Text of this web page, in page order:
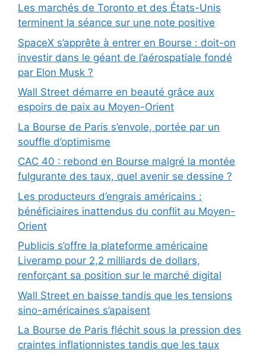
Les marchés de Toronto et des États-Unis
terminent la séance sur une note positive
SpaceX s’apprête à entrer en Bourse : doit-on
investir dans le géant de l’aérospatiale fondé
par Elon Musk ?
Wall Street démarre en beauté grâce aux
espoirs de paix au Moyen-Orient
La Bourse de Paris s’envole, portée par un
souffle d’optimisme
CAC 40 : rebond en Bourse malgré la montée
fulgurante des taux, quel avenir se dessine ?
Les producteurs d’engrais américains :
bénéficiaires inattendus du conflit au Moyen-
Orient
Publicis s’offre la plateforme américaine
Liveramp pour 2,2 milliards de dollars,
renforçant sa position sur le marché digital
Wall Street en baisse tandis que les tensions
sino-américaines s’apaisent
La Bourse de Paris fléchit sous la pression des
craintes inflationnistes tandis que les taux